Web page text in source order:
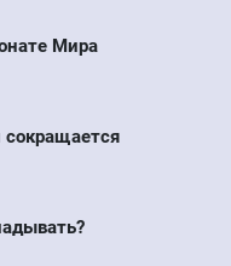
Мира
сокращается